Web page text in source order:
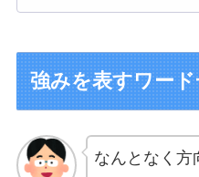
強みを表すワー
なんとなく方